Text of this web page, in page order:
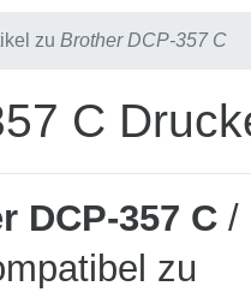
zu Brother DCP-357 C
C
DCP-357 C /
zu